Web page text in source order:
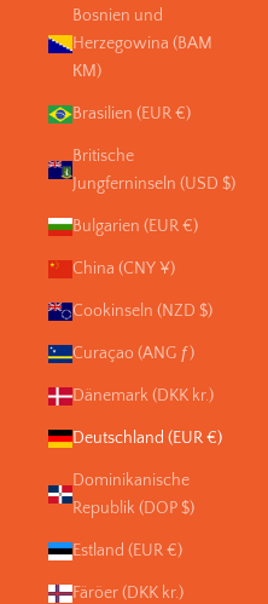
Bosnien und
Herzegowina (BAM
КМ)
Brasilien (EUR €)
Britische
Jungferninseln (USD $)
Bulgarien (EUR €)
China (CNY ¥)
Cookinseln (NZD $)
Curaçao (ANG ƒ)
Dänemark (DKK kr.)
Deutschland (EUR €)
Dominikanische
Republik (DOP $)
Estland (EUR €)
Färöer (DKK kr.)